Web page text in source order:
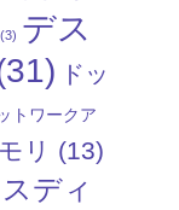
(3) デス
ドッ
トワークア
リ (13)
ディ